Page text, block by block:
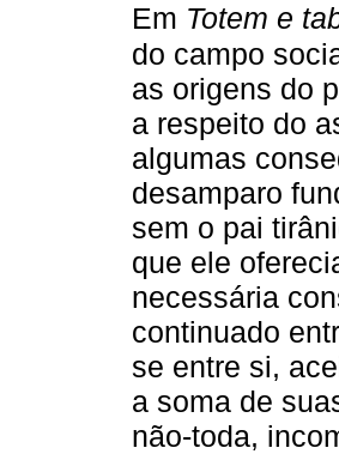
Em Totem e
do campo
as origens do
a respeito do
algumas
desamparo
sem o pai
que ele
necessária
continuado
se entre si,
a soma de
não-toda,